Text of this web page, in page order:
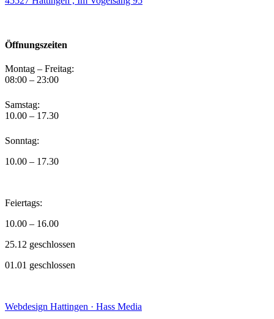
Öffnungszeiten
Montag – Freitag:
08:00 – 23:00
Samstag:
10.00 – 17.30
Sonntag:
10.00 – 17.30
Feiertags:
10.00 – 16.00
25.12 geschlossen
01.01 geschlossen
Webdesign Hattingen · Hass Media